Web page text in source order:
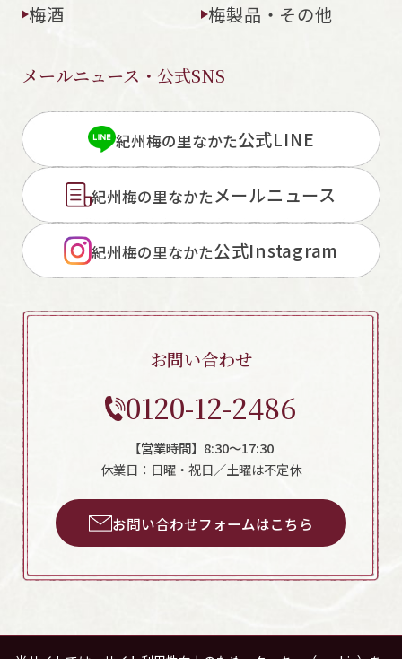
梅酒
梅製品・その他
メールニュース・公式SNS
紀州梅の里なかた公式LINE
紀州梅の里なかたメールニュース
紀州梅の里なかた公式Instagram
お問い合わせ
0120-12-2486
【営業時間】8:30～17:30
休業日：日曜・祝日／土曜は不定休
お問い合わせフォームはこちら